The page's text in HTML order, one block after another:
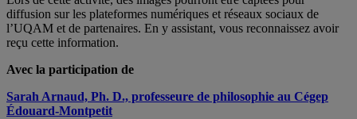
diffusion sur les plateformes numériques et réseaux sociaux de
l’UQAM et de partenaires. En y assistant, vous reconnaissez avoir
reçu cette information.
Avec la participation de
Sarah Arnaud, Ph. D., professeure de philosophie au Cégep
Édouard-Montpetit